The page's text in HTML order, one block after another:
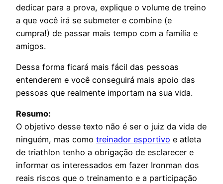
dedicar para a prova, explique o volume de treino
a que você irá se submeter e combine (e
cumpra!) de passar mais tempo com a família e
amigos.
Dessa forma ficará mais fácil das pessoas
entenderem e você conseguirá mais apoio das
pessoas que realmente importam na sua vida.
Resumo:
O objetivo desse texto não é ser o juiz da vida de
ninguém, mas como treinador esportivo e atleta
de triathlon tenho a obrigação de esclarecer e
informar os interessados em fazer Ironman dos
reais riscos que o treinamento e a participação